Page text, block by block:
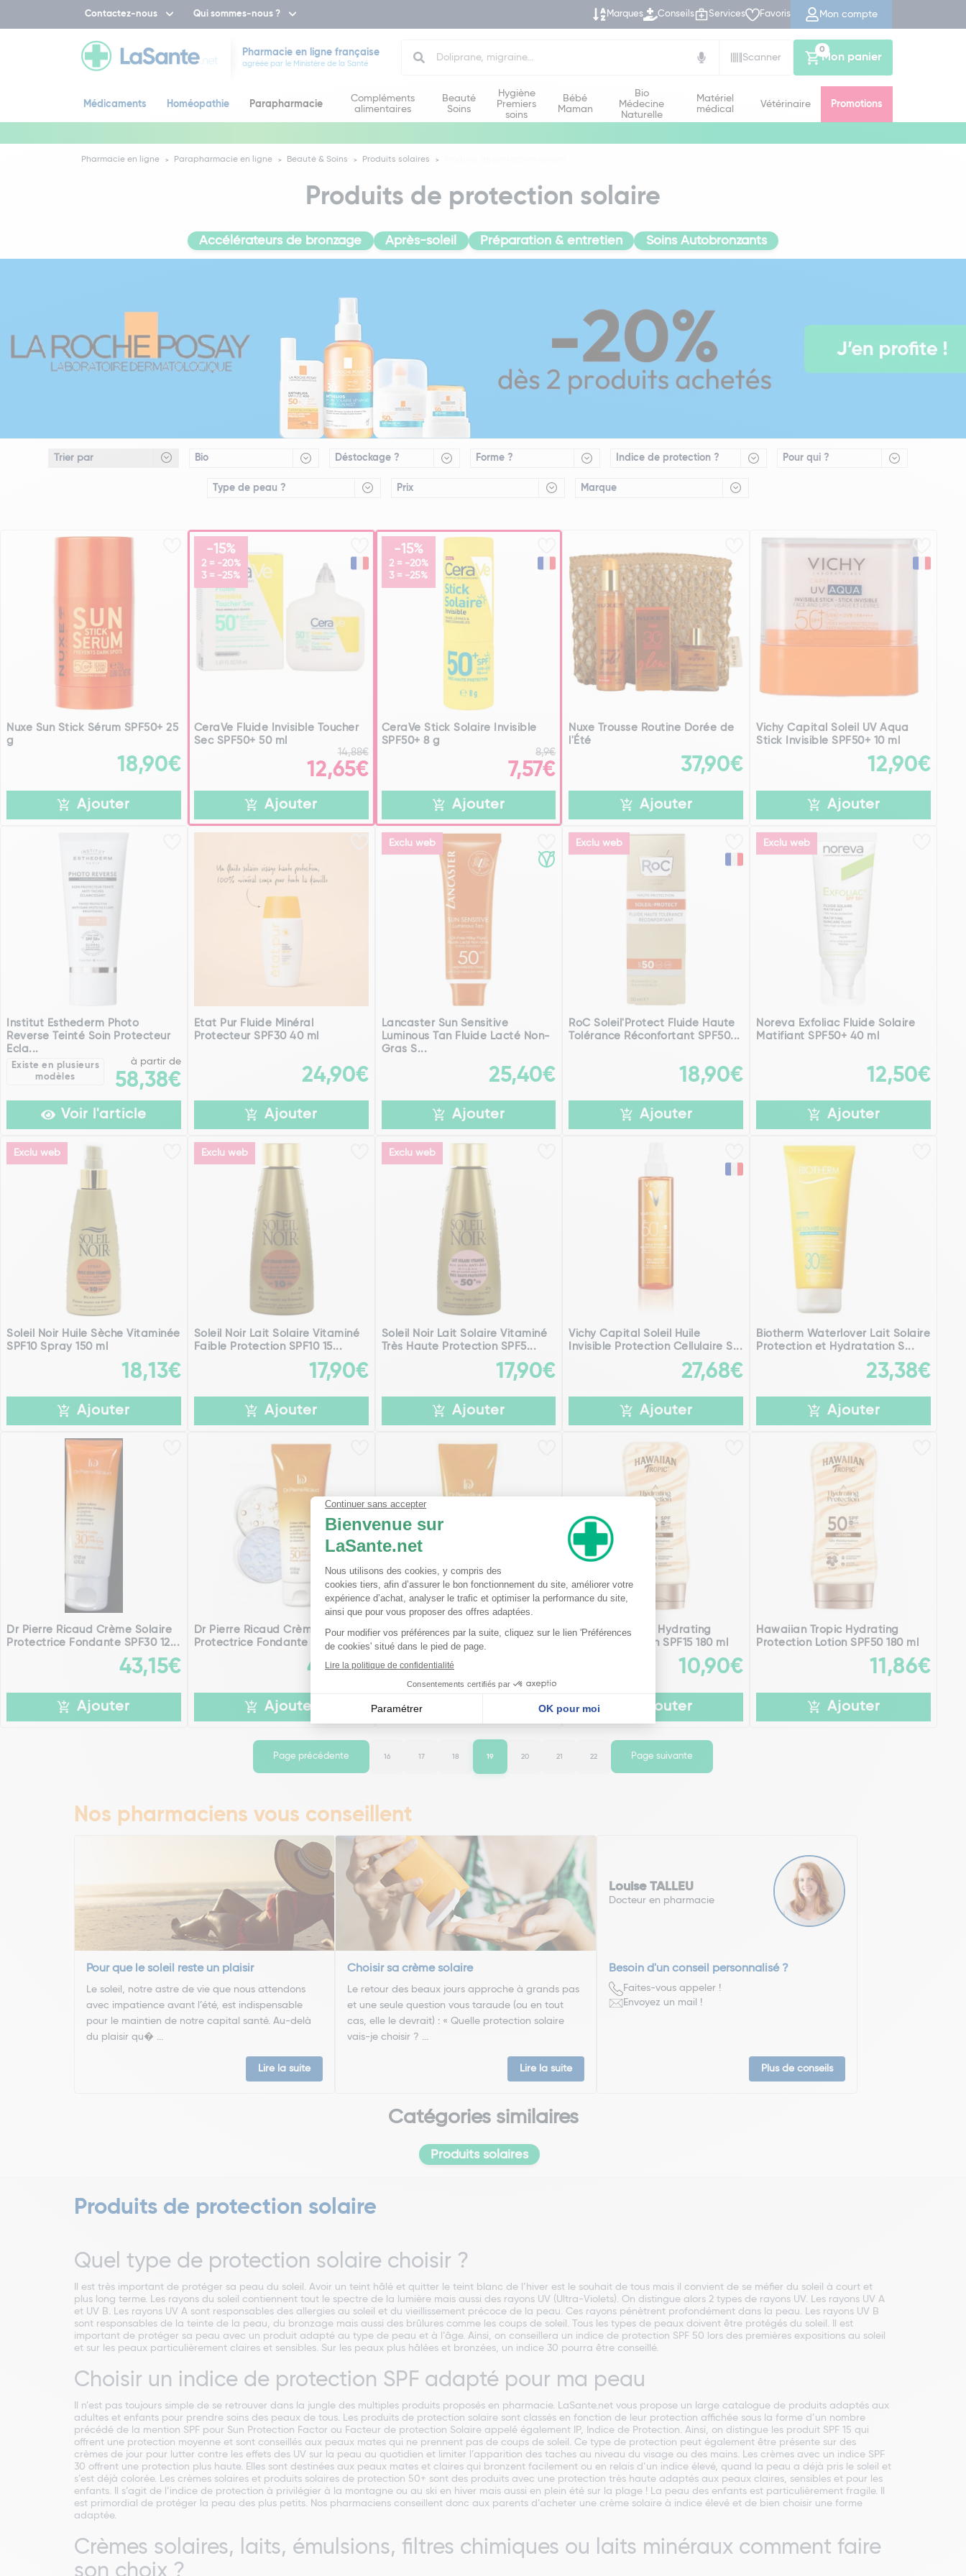
Contactez-nous Qui sommes-nous ? Marques Conseils Services Favoris Mon compte
Pharmacie en ligne française
agréée par le Ministère de la Santé
Scanner
Mon panier
0
Médicaments Homéopathie Parapharmacie
Compléments
alimentaires
Beauté
Soins
Hygiène
Premiers
soins
Bébé
Maman
Bio
Médecine
Naturelle
Matériel
médical
Vétérinaire Promotions
Pharmacie en ligne Parapharmacie en ligne Beauté & Soins Produits solaires
Produits de protection solaire
Accélérateurs de bronzage Après-soleil Préparation & entretien Soins Autobronzants
Bio Déstockage ? Forme ? Indice de protection ? Pour qui ?
Type de peau ? Prix Marque
Nuxe Sun Stick Sérum SPF50+ 25
g
18,90€
Ajouter
-15%
2 = -20%
3 = -25%
CeraVe Fluide Invisible Toucher
Sec SPF50+ 50 ml
14,88€
12,65€
Ajouter
-15%
2 = -20%
3 = -25%
CeraVe Stick Solaire Invisible
SPF50+ 8 g
8,9€
7,57€
Ajouter
Nuxe Trousse Routine Dorée de
l'Été
37,90€
Ajouter
Vichy Capital Soleil UV Aqua
Stick Invisible SPF50+ 10 ml
12,90€
Ajouter
Institut Esthederm Photo
Reverse Teinté Soin Protecteur
Ecla...
Existe en plusieurs
modèles
à partir de
58,38€
Voir l'article
Etat Pur Fluide Minéral
Protecteur SPF30 40 ml
24,90€
Ajouter
Exclu web
Lancaster Sun Sensitive
Luminous Tan Fluide Lacté Non-
Gras S...
25,40€
Ajouter
Exclu web
RoC Soleil'Protect Fluide Haute
Tolérance Réconfortant SPF50...
18,90€
Ajouter
Exclu web
Noreva Exfoliac Fluide Solaire
Matifiant SPF50+ 40 ml
12,50€
Ajouter
Exclu web
Soleil Noir Huile Sèche Vitaminée
SPF10 Spray 150 ml
18,13€
Ajouter
Exclu web
Soleil Noir Lait Solaire Vitaminé
Faible Protection SPF10 15...
17,90€
Ajouter
Exclu web
Soleil Noir Lait Solaire Vitaminé
Très Haute Protection SPF5...
17,90€
Ajouter
Vichy Capital Soleil Huile
Invisible Protection Cellulaire S...
27,68€
Ajouter
Biotherm Waterlover Lait Solaire
Protection et Hydratation S...
23,38€
Ajouter
Dr Pierre Ricaud Crème Solaire
Protectrice Fondante SPF30 12...
43,15€
Ajouter
Dr Pierre Ricaud Crème Solaire
Protectrice Fondante SPF50 12...
43,15€
Ajouter
Dr Pierre Ricaud Crème Solaire
Protectrice Fondante Visage S...
Hawaiian Tropic Hydrating
Protection Lotion SPF15 180 ml
10,90€
Ajouter
Hawaiian Tropic Hydrating
Protection Lotion SPF50 180 ml
11,86€
Ajouter
Page précédente 16 17 18 19 20 21 22 Page suivante
Nos pharmaciens vous conseillent
Pour que le soleil reste un plaisir
Le soleil, notre astre de vie que nous attendons
avec impatience avant l’été, est indispensable
pour le maintien de notre capital santé. Au-delà
du plaisir qu� ...
Lire la suite
Choisir sa crème solaire
Le retour des beaux jours approche à grands pas
et une seule question vous taraude (ou en tout
cas, elle le devrait) : « Quelle protection solaire
vais-je choisir ? ...
Lire la suite
Louise TALLEU
Docteur en pharmacie
Besoin d'un conseil personnalisé ?
Faites-vous appeler !
Envoyez un mail !
Plus de conseils
Catégories similaires
Produits solaires
Produits de protection solaire
Quel type de protection solaire choisir ?
Il est très important de protéger sa peau du soleil. Avoir un teint hâlé et quitter le teint blanc de l’hiver est le souhait de tous mais il convient de se méfier du soleil à court et
plus long terme. Les rayons du soleil contiennent tout le spectre de la lumière mais aussi des rayons UV (Ultra-Violets). On distingue alors 2 types de rayons UV. Les rayons UV A
et UV B. Les rayons UV A sont responsables des allergies au soleil et du vieillissement précoce de la peau. Ces rayons pénètrent profondément dans la peau. Les rayons UV B
sont responsables de la teinte de la peau, du bronzage mais aussi des brûlures comme les coups de soleil. Tous les types de peaux doivent être protégés du soleil. Il est
important de protéger sa peau avec un produit adapté au type de peau et à l’âge. Ainsi, on conseillera un indice de protection SPF 50 lors des premières expositions au soleil
et sur les peaux particulièrement claires et sensibles. Sur les peaux plus hâlées et bronzées, un indice 30 pourra être conseillé.
Choisir un indice de protection SPF adapté pour ma peau
Il n’est pas toujours simple de se retrouver dans la jungle des multiples produits proposés en pharmacie. LaSante.net vous propose un large catalogue de produits adaptés aux
adultes et enfants pour prendre soins des peaux de tous. Les produits de protection solaire sont classés en fonction de leur protection affichée sous la forme d’un nombre
précédé de la mention SPF pour Sun Protection Factor ou Facteur de protection Solaire appelé également IP, Indice de Protection. Ainsi, on distingue les produit SPF 15 qui
offrent une protection moyenne et sont conseillés aux peaux mates qui ne prennent pas de coups de soleil. Ce type de protection peut également être présente sur des
crèmes de jour pour lutter contre les effets des UV sur la peau au quotidien et limiter l’apparition des taches au niveau du visage ou des mains. Les crèmes avec un indice SPF
30 offrent une protection plus haute. Elles sont destinées aux peaux mates et claires qui bronzent facilement ou en relais d’un indice élevé, quand la peau a déjà pris le soleil et
s’est déjà colorée. Les crèmes solaires et produits solaires de protection 50+ sont des produits avec une protection très haute adaptés aux peaux claires, sensibles et pour les
enfants. Il s’agit de l’indice de protection à privilégier à la montagne ou au ski en hiver mais aussi en plein été sur la plage ! La peau des enfants est particulièrement fragile. Il
est primordial de protéger la peau des plus petits. Nos pharmaciens conseillent donc aux parents d’acheter une crème solaire à indice élevé et de bien choisir une forme
adaptée.
Crèmes solaires, laits, émulsions, filtres chimiques ou laits minéraux comment faire